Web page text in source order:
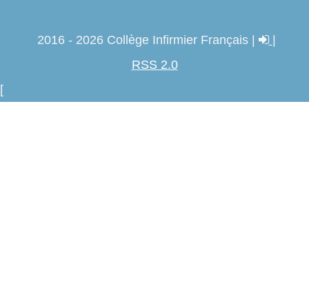
2016 - 2026 Collège Infirmier Français |
|
RSS 2.0
[